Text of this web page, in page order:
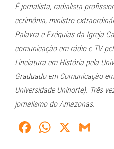
É jornalista, radialista
cerimônia, ministro
Palavra e Exéquias da Igreja
comunicação em rádio e TV
Linciatura em História pela
Graduado em Comunicação
Universidade Uninorte). Três
jornalismo do Amazonas.
Fa
W
X